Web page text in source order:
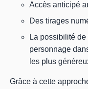
Accès anticipé
Des tirages
La possibilité
personnage
les plus
Grâce à cette